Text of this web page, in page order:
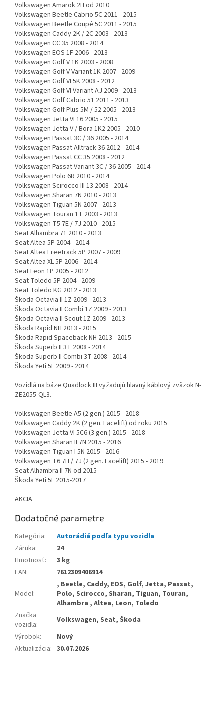
Volkswagen Amarok 2H od 2010
Volkswagen Beetle Cabrio 5C 2011 - 2015
Volkswagen Beetle Coupé 5C 2011 - 2015
Volkswagen Caddy 2K / 2C 2003 - 2013
Volkswagen CC 35 2008 - 2014
Volkswagen EOS 1F 2006 - 2013
Volkswagen Golf V 1K 2003 - 2008
Volkswagen Golf V Variant 1K 2007 - 2009
Volkswagen Golf VI 5K 2008 - 2012
Volkswagen Golf VI Variant AJ 2009 - 2013
Volkswagen Golf Cabrio 51 2011 - 2013
Volkswagen Golf Plus 5M / 52 2005 - 2013
Volkswagen Jetta VI 16 2005 - 2015
Volkswagen Jetta V / Bora 1K2 2005 - 2010
Volkswagen Passat 3C / 36 2005 - 2014
Volkswagen Passat Alltrack 36 2012 - 2014
Volkswagen Passat CC 35 2008 - 2012
Volkswagen Passat Variant 3C / 36 2005 - 2014
Volkswagen Polo 6R 2010 - 2014
Volkswagen Scirocco III 13 2008 - 2014
Volkswagen Sharan 7N 2010 - 2013
Volkswagen Tiguan 5N 2007 - 2013
Volkswagen Touran 1T 2003 - 2013
Volkswagen T5 7E / 7J 2010 - 2015
Seat Alhambra 71 2010 - 2013
Seat Altea 5P 2004 - 2014
Seat Altea Freetrack 5P 2007 - 2009
Seat Altea XL 5P 2006 - 2014
Seat Leon 1P 2005 - 2012
Seat Toledo 5P 2004 - 2009
Seat Toledo KG 2012 - 2013
Škoda Octavia II 1Z 2009 - 2013
Škoda Octavia II Combi 1Z 2009 - 2013
Škoda Octavia II Scout 1Z 2009 - 2013
Škoda Rapid NH 2013 - 2015
Škoda Rapid Spaceback NH 2013 - 2015
Škoda Superb II 3T 2008 - 2014
Škoda Superb II Combi 3T 2008 - 2014
Škoda Yeti 5L 2009 - 2014
Vozidlá na báze Quadlock III vyžadujú hlavný káblový zväzok N-
ZE2055-QL3.
Volkswagen Beetle A5 (2 gen.) 2015 - 2018
Volkswagen Caddy 2K (2 gen. Facelift) od roku 2015
Volkswagen Jetta VI 5C6 (3 gen.) 2015 - 2018
Volkswagen Sharan II 7N 2015 - 2016
Volkswagen Tiguan I 5N 2015 - 2016
Volkswagen T6 7H / 7J (2 gen. Facelift) 2015 - 2019
Seat Alhambra II 7N od 2015
Škoda Yeti 5L 2015-2017
AKCIA
Dodatočné parametre
Kategória:
Autorádiá podľa typu vozidla
Záruka:
24
Hmotnosť:
3 kg
EAN: 7612309406914
Model:
, Beetle, Caddy, EOS, Golf, Jetta, Passat,
Polo, Scirocco, Sharan, Tiguan, Touran,
Alhambra , Altea, Leon, Toledo
Značka
vozidla:
Volkswagen, Seat, Škoda
Výrobok:
Nový
Aktualizácia: 30.07.2026